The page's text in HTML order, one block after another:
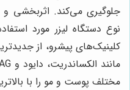
جلوگیری می‌کند. اثربخشی و
نوع دستگاه لیزر مورد
کلینیک‌های پیشرو، از
مختلف پوست و مو را با